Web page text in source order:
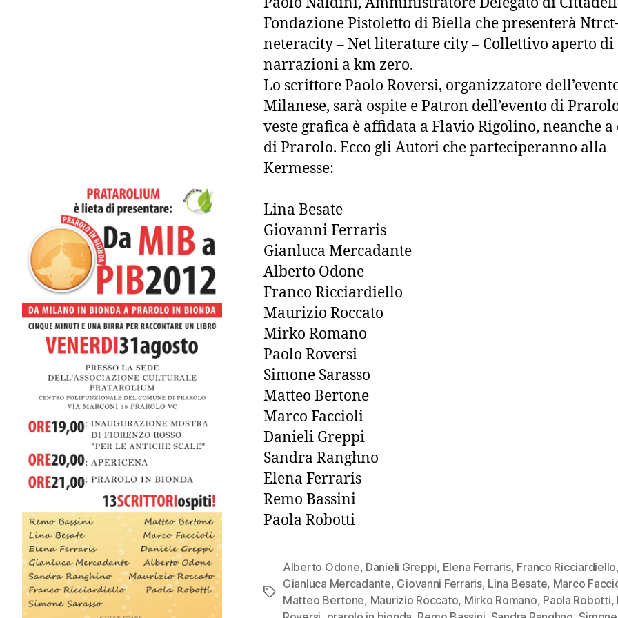
Fondazione Pistoletto di Biella che presenterà Ntrct-
neteracity – Net literature city – Collettivo aperto di
narrazioni a km zero.
Lo scrittore Paolo Roversi, organizzatore
Milanese, sarà ospite e Patron dell’evento di
veste grafica è affidata a Flavio Rigolino, neanche
di Prarolo. Ecco gli Autori che parteciperanno alla
Kermesse:
Lina Besate
Giovanni Ferraris
Gianluca Mercadante
Alberto Odone
Franco Ricciardiello
Maurizio Roccato
Mirko Romano
Paolo Roversi
Simone Sarasso
Matteo Bertone
Marco Faccioli
Danieli Greppi
Sandra Ranghno
Elena Ferraris
Remo Bassini
Paola Robotti
Tag
Alberto Odone, Danieli Greppi, Elena Ferraris, Franco Ricciardiello,
Gianluca Mercadante, Giovanni Ferraris, Lina Besate, Marco
Matteo Bertone, Maurizio Roccato, Mirko Romano, Paola Robotti,